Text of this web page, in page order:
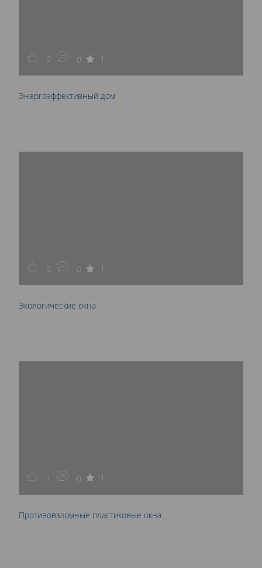
0 0 1
Энергоэффективный дом
0 0 1
Экологические окна
1 0 1
Противовзломные пластиковые окна